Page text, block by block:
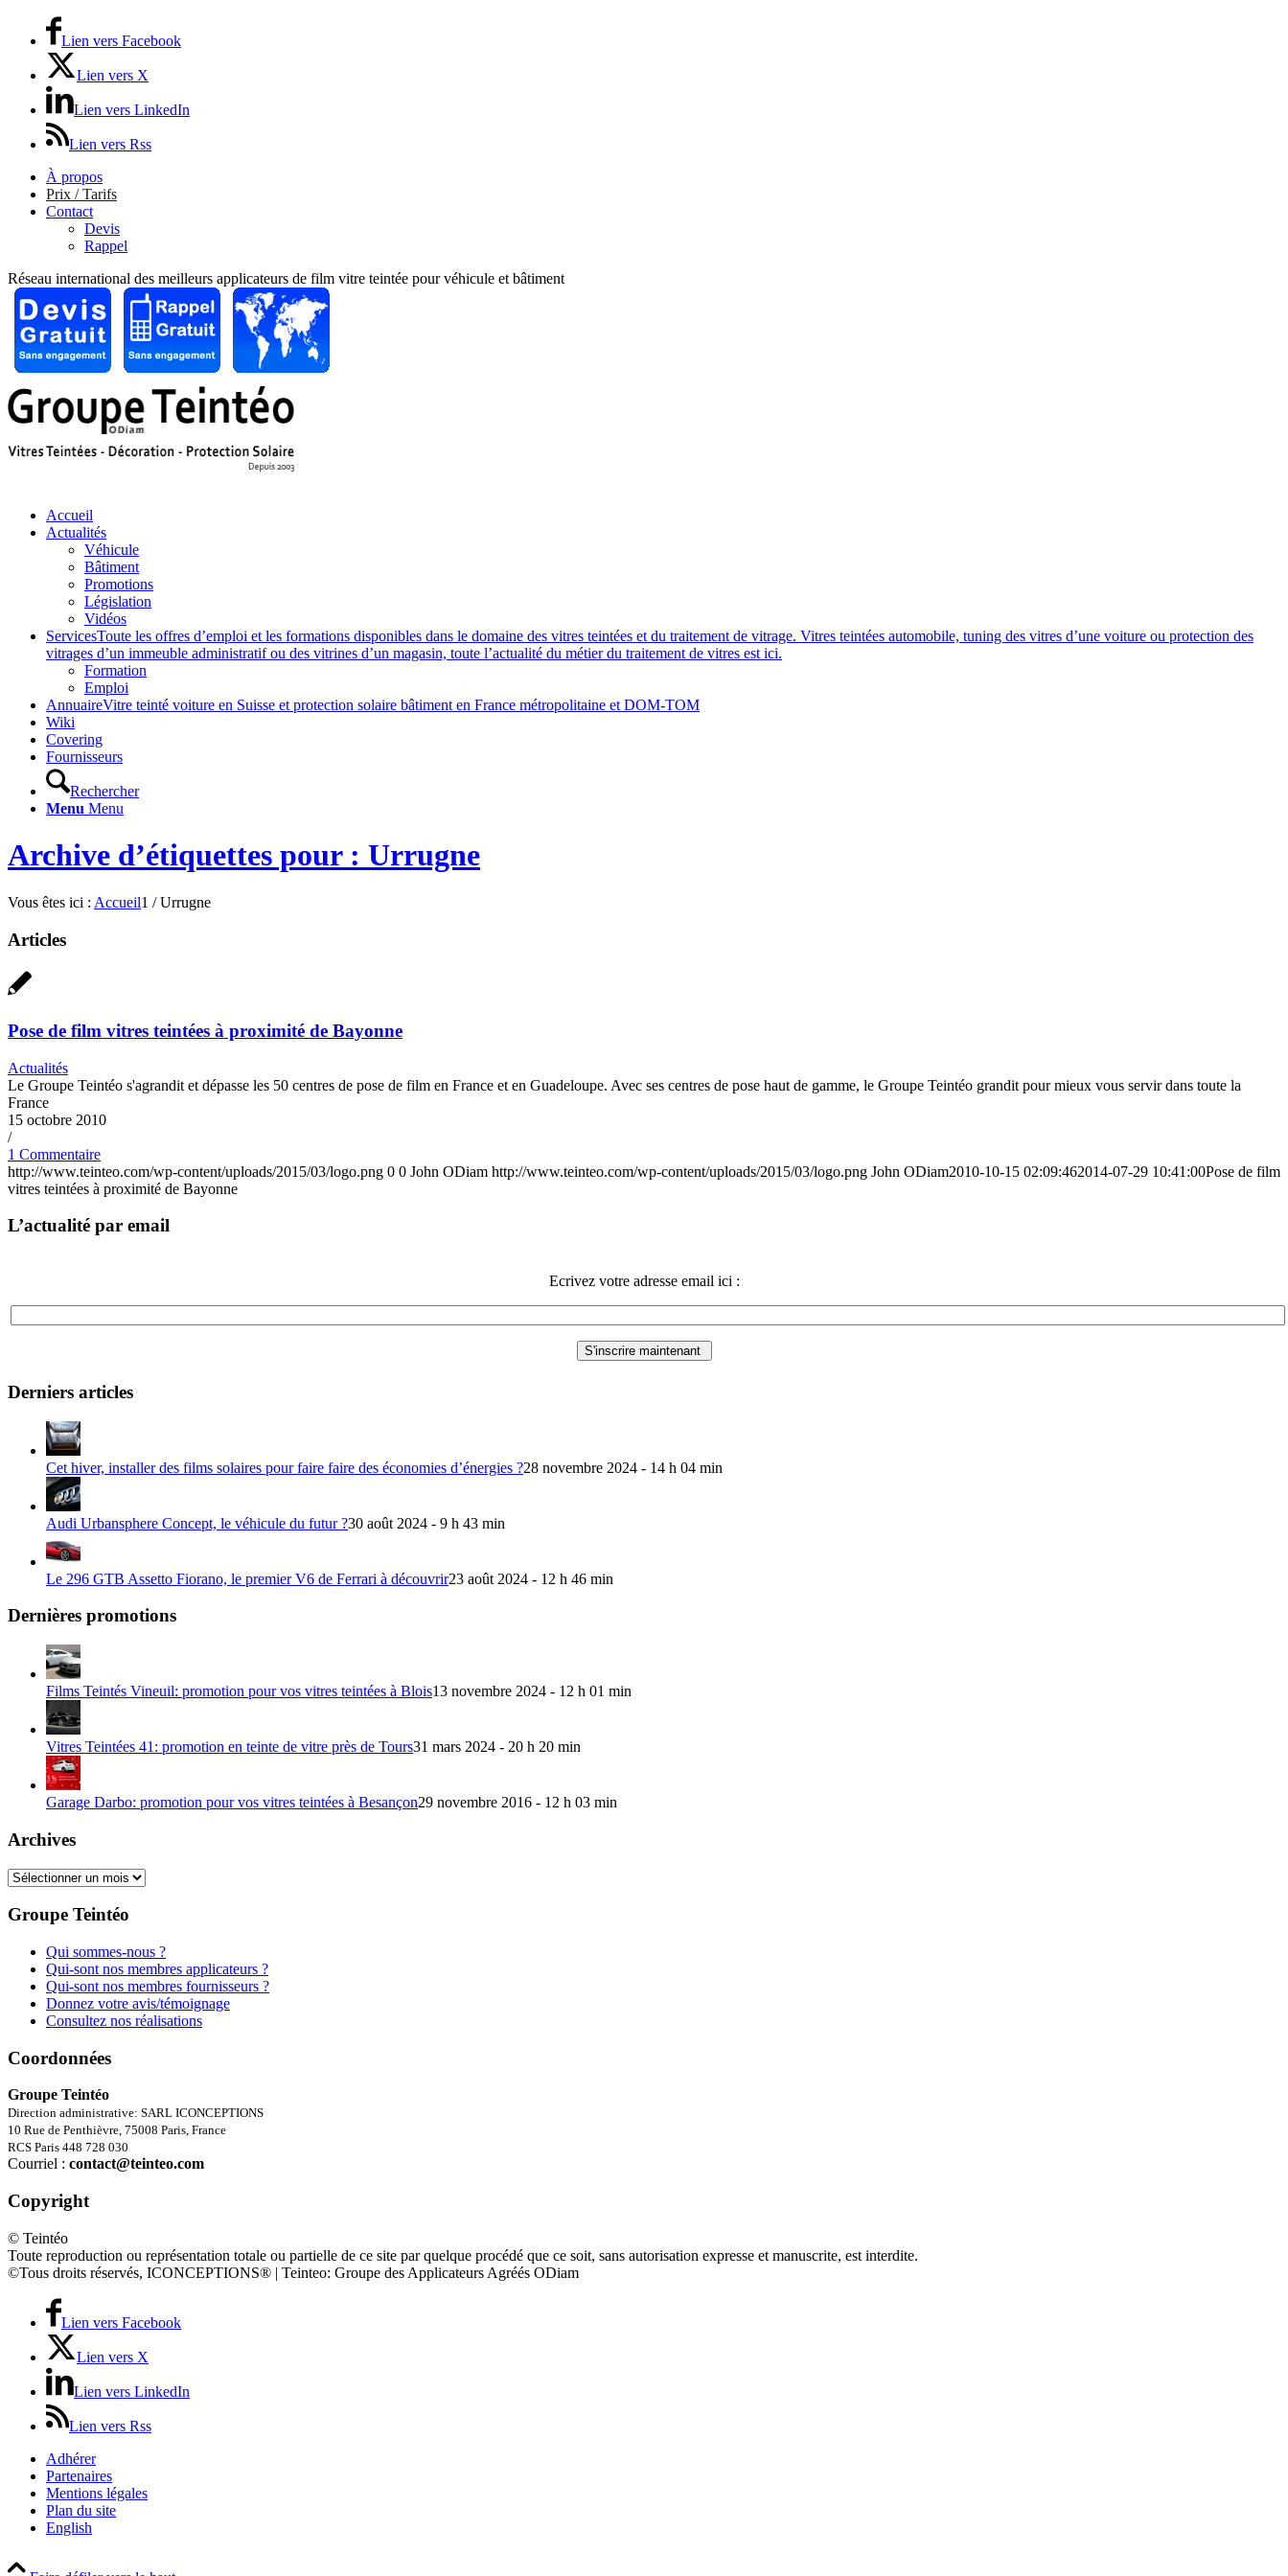
Lien vers Facebook
Lien vers X
Lien vers LinkedIn
Lien vers Rss
À propos
Prix / Tarifs
Contact
Devis
Rappel
Réseau international des meilleurs applicateurs de film vitre teintée pour véhicule et bâtiment
Accueil
Actualités
Véhicule
Bâtiment
Promotions
Législation
Vidéos
ServicesToute les offres d’emploi et les formations disponibles dans le domaine des vitres teintées et du traitement de vitrage. Vitres teintées automobile, tuning des vitres d’une voiture ou protection des
vitrages d’un immeuble administratif ou des vitrines d’un magasin, toute l’actualité du métier du traitement de vitres est ici.
Formation
Emploi
AnnuaireVitre teinté voiture en Suisse et protection solaire bâtiment en France métropolitaine et DOM-TOM
Wiki
Covering
Fournisseurs
Rechercher
Menu Menu
Archive d’étiquettes pour : Urrugne
Vous êtes ici : Accueil1 / Urrugne
Articles
Pose de film vitres teintées à proximité de Bayonne
Actualités
Le Groupe Teintéo s'agrandit et dépasse les 50 centres de pose de film en France et en Guadeloupe. Avec ses centres de pose haut de gamme, le Groupe Teintéo grandit pour mieux vous servir dans toute la
France
15 octobre 2010
/
1 Commentaire
http://www.teinteo.com/wp-content/uploads/2015/03/logo.png 0 0 John ODiam http://www.teinteo.com/wp-content/uploads/2015/03/logo.png John ODiam2010-10-15 02:09:462014-07-29 10:41:00Pose de film
vitres teintées à proximité de Bayonne
L’actualité par email
Ecrivez votre adresse email ici :
Derniers articles
Cet hiver, installer des films solaires pour faire faire des économies d’énergies ?28 novembre 2024 - 14 h 04 min
Audi Urbansphere Concept, le véhicule du futur ?30 août 2024 - 9 h 43 min
Le 296 GTB Assetto Fiorano, le premier V6 de Ferrari à découvrir23 août 2024 - 12 h 46 min
Dernières promotions
Films Teintés Vineuil: promotion pour vos vitres teintées à Blois13 novembre 2024 - 12 h 01 min
Vitres Teintées 41: promotion en teinte de vitre près de Tours31 mars 2024 - 20 h 20 min
Garage Darbo: promotion pour vos vitres teintées à Besançon29 novembre 2016 - 12 h 03 min
Archives
Archives
Groupe Teintéo
Qui sommes-nous ?
Qui-sont nos membres applicateurs ?
Qui-sont nos membres fournisseurs ?
Donnez votre avis/témoignage
Consultez nos réalisations
Coordonnées
Groupe Teintéo
Direction administrative: SARL ICONCEPTIONS
10 Rue de Penthièvre, 75008 Paris, France
RCS Paris 448 728 030
Courriel : contact@teinteo.com
Copyright
© Teintéo
Toute reproduction ou représentation totale ou partielle de ce site par quelque procédé que ce soit, sans autorisation expresse et manuscrite, est interdite.
©Tous droits réservés, ICONCEPTIONS® | Teinteo: Groupe des Applicateurs Agréés ODiam
Lien vers Facebook
Lien vers X
Lien vers LinkedIn
Lien vers Rss
Adhérer
Partenaires
Mentions légales
Plan du site
English